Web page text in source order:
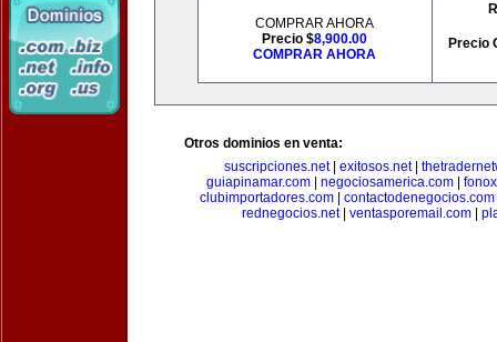
COMPRAR AHORA
Precio $8,900.00
COMPRAR AHORA
Precio
Otros dominios en venta:
suscripciones.net| exitosos.net|
guiapinamar.com
negociosamerica.com
clubimportadores.com
contactodenegocios.com
rednegocios.net| ventasporemail.com